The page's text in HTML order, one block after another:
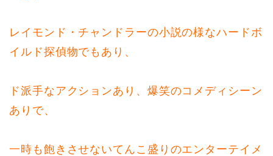
レイモンド・チャンドラーの小説の様なハードボ
イルド探偵物でもあり、
ド派手なアクションあり、爆笑のコメディシーン
ありで、
一時も飽きさせないてんこ盛りのエンターテイメ